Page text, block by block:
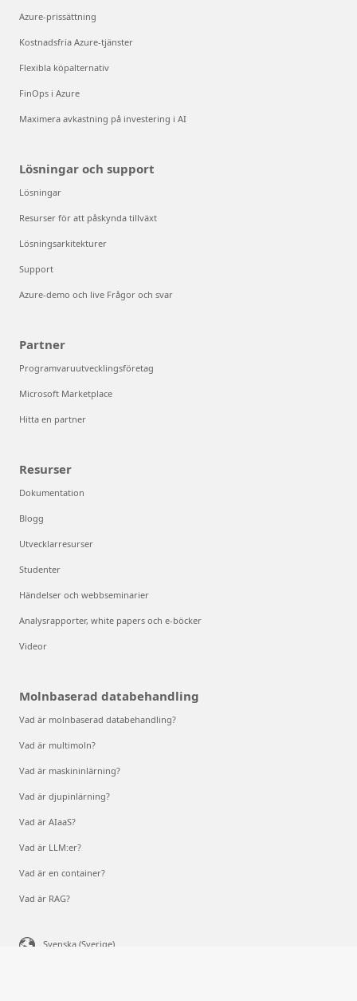
Azure-prissättning
Kostnadsfria Azure-tjänster
Flexibla köpalternativ
FinOps i Azure
Maximera avkastning på investering i AI
Lösningar och support
Lösningar
Resurser för att påskynda tillväxt
Lösningsarkitekturer
Support
Azure-demo och live Frågor och svar
Partner
Programvaruutvecklingsföretag
Microsoft Marketplace
Hitta en partner
Resurser
Dokumentation
Blogg
Utvecklarresurser
Studenter
Händelser och webbseminarier
Analysrapporter, white papers och e-böcker
Videor
Molnbaserad databehandling
Vad är molnbaserad databehandling?
Vad är multimoln?
Vad är maskininlärning?
Vad är djupinlärning?
Vad är AIaaS?
Vad är LLM:er?
Vad är en container?
Vad är RAG?
Svenska (Sverige)